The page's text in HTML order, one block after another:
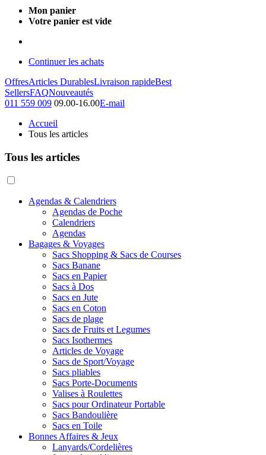
Mon panier
Votre panier est vide
Continuer les achats
OffresArticles DurablesLivraison rapideBest
SellersFAQNouveautés
011 559 009 09.00-16.00E-mail
Accueil
Tous les articles
Tous les articles
Agendas & Calendriers
Agendas de Poche
Calendriers
Agendas
Bagages & Voyages
Sacs Shopping & Sacs de Courses
Sacs Banane
Sacs en Papier
Sacs à Dos
Sacs en Jute
Sacs en Coton
Sacs de plage
Sacs de Fruits et Legumes
Sacs Isothermes
Articles de Voyage
Sacs de Sport/Voyage
Sacs pliables
Sacs Porte-Documents
Valises à Roulettes
Sacs pour Ordinateur Portable
Sacs Bandoulière
Sacs en Toile
Bonnes Affaires & Jeux
Lanyards/Cordelières